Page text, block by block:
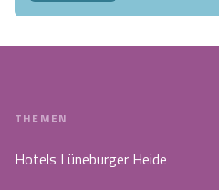
THEMEN
Hotels Lüneburger Heide